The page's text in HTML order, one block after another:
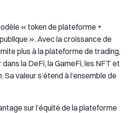
« token de plateforme +
». Avec la croissance de
plus à la plateforme de trading,
la DeFi, la GameFi, les NFT et
valeur s’étend à l’ensemble de
sur l’équité de la plateforme